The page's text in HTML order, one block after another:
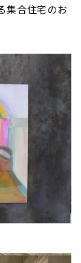
集合住宅のお